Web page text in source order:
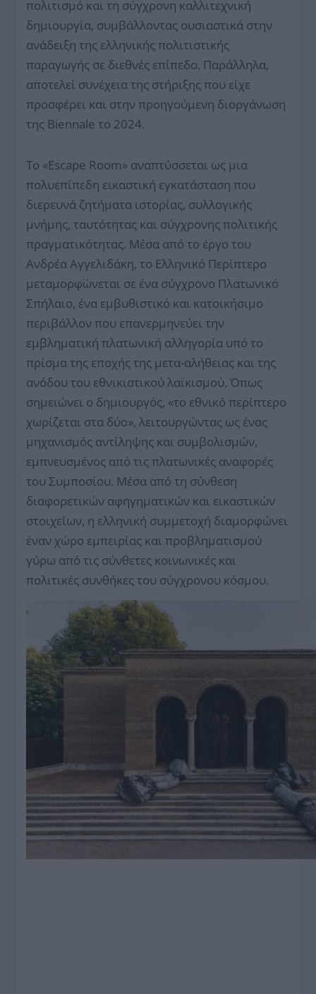
πολιτισμό και τη σύγχρονη καλλιτεχνική
δημιουργία, συμβάλλοντας ουσιαστικά στην
ανάδειξη της ελληνικής πολιτιστικής
παραγωγής σε διεθνές επίπεδο. Παράλληλα,
αποτελεί συνέχεια της στήριξης που είχε
προσφέρει και στην προηγούμενη διοργάνωση
της Biennale το 2024.
Το «Escape Room» αναπτύσσεται ως μια
πολυεπίπεδη εικαστική εγκατάσταση που
διερευνά ζητήματα ιστορίας, συλλογικής
μνήμης, ταυτότητας και σύγχρονης πολιτικής
πραγματικότητας. Μέσα από το έργο του
Ανδρέα Αγγελιδάκη, το Ελληνικό Περίπτερο
μεταμορφώνεται σε ένα σύγχρονο Πλατωνικό
Σπήλαιο, ένα εμβυθιστικό και κατοικήσιμο
περιβάλλον που επανερμηνεύει την
εμβληματική πλατωνική αλληγορία υπό το
πρίσμα της εποχής της μετα-αλήθειας και της
ανόδου του εθνικιστικού λαϊκισμού. Όπως
σημειώνει ο δημιουργός, «το εθνικό περίπτερο
χωρίζεται στα δύο», λειτουργώντας ως ένας
μηχανισμός αντίληψης και συμβολισμών,
εμπνευσμένος από τις πλατωνικές αναφορές
του Συμποσίου. Μέσα από τη σύνθεση
διαφορετικών αφηγηματικών και εικαστικών
στοιχείων, η ελληνική συμμετοχή διαμορφώνει
έναν χώρο εμπειρίας και προβληματισμού
γύρω από τις σύνθετες κοινωνικές και
πολιτικές συνθήκες του σύγχρονου κόσμου.